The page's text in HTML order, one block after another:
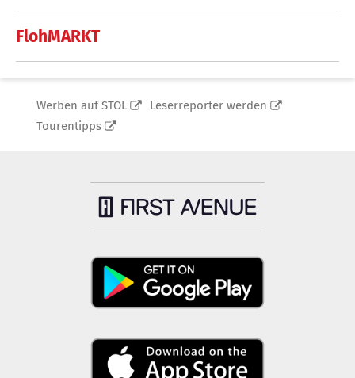
FlohMARKT
Werben auf STOL
Leserreporter werden
Tourentipps